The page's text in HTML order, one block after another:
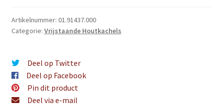
Artikelnummer: 01.91437.000
Categorie: Vrijstaande Houtkachels
Deel op Twitter
Deel op Facebook
Pin dit product
Deel via e-mail